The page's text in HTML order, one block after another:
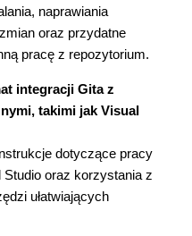
zmian
i obsługa
naprawiania
oraz przydatne
pracę z repozytorium.
integracji Gita z
takimi jak Visual
dotyczące pracy
oraz korzystania z
ułatwiających